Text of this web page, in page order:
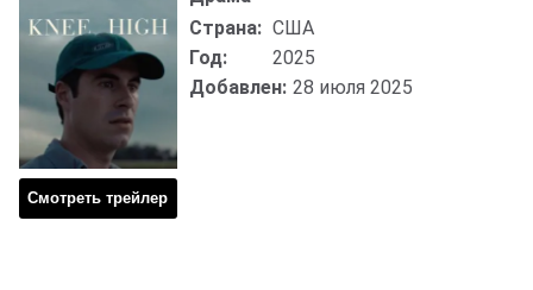
Смотреть трейлер
Страна: США
Год:
2025
Добавлен: 28 июля 2025